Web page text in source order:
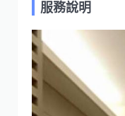
服務說明